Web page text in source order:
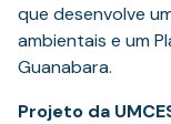
que desenvolve
ambientais e um
Guanabara.
Projeto da